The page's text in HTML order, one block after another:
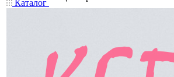
Каталог